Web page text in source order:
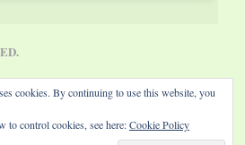
cookies. By continuing to use this website, you
to control cookies, see here:Cookie Policy